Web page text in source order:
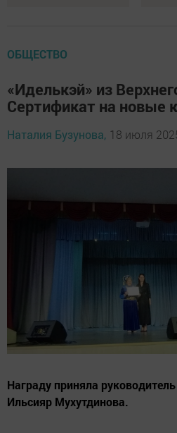
ОБЩЕСТВО
«Иделькэй» из
Сертификат на новые
Наталия Бузунова, 18 июля
Награду приняла
Ильсияр Мухутдинова.